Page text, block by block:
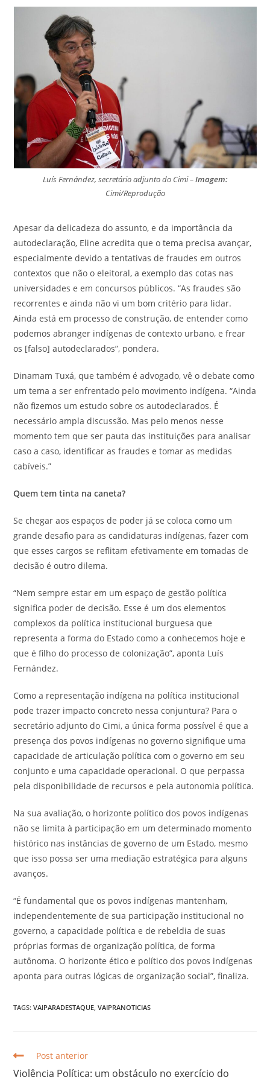
Luís Fernández, secretário adjunto do Cimi –Imagem:
Cimi/Reprodução
Apesar da delicadeza do assunto, e da importância da
autodeclaração, Eline acredita que o tema precisa avançar,
especialmente devido a tentativas de fraudes em outros
contextos que não o eleitoral, a exemplo das cotas nas
universidades e em concursos públicos. “As fraudes são
recorrentes e ainda não vi um bom critério para lidar.
Ainda está em processo de construção, de entender como
podemos abranger indígenas de contexto urbano, e frear
os [falso] autodeclarados”, pondera.
Dinamam Tuxá, que também é advogado, vê o debate como
um tema a ser enfrentado pelo movimento indígena. “Ainda
não fizemos um estudo sobre os autodeclarados. É
necessário ampla discussão. Mas pelo menos nesse
momento tem que ser pauta das instituições para analisar
caso a caso, identificar as fraudes e tomar as medidas
cabíveis.”
Quem tem tinta na caneta?
Se chegar aos espaços de poder já se coloca como um
grande desafio para as candidaturas indígenas, fazer com
que esses cargos se reflitam efetivamente em tomadas de
decisão é outro dilema.
“Nem sempre estar em um espaço de gestão política
significa poder de decisão. Esse é um dos elementos
complexos da política institucional burguesa que
representa a forma do Estado como a conhecemos hoje e
que é filho do processo de colonização”, aponta Luís
Fernández.
Como a representação indígena na política institucional
pode trazer impacto concreto nessa conjuntura? Para o
secretário adjunto do Cimi, a única forma possível é que a
presença dos povos indígenas no governo signifique uma
capacidade de articulação política com o governo em seu
conjunto e uma capacidade operacional. O que perpassa
pela disponibilidade de recursos e pela autonomia política.
Na sua avaliação, o horizonte político dos povos indígenas
não se limita à participação em um determinado momento
histórico nas instâncias de governo de um Estado, mesmo
que isso possa ser uma mediação estratégica para alguns
avanços.
“É fundamental que os povos indígenas mantenham,
independentemente de sua participação institucional no
governo, a capacidade política e de rebeldia de suas
próprias formas de organização política, de forma
autônoma. O horizonte ético e político dos povos indígenas
aponta para outras lógicas de organização social”, finaliza.
TAGS:VAIPARADESTAQUE VAIPRANOTICIAS
Post anterior
Violência Política: um obstáculo no exercício do